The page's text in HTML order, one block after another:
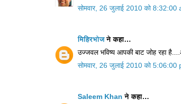
सोमवार, 26 जुलाई 2010 को
मिहिरभोजने कहा…
उज्जवल भविष्य आपकी बाट जोह रहा
सोमवार, 26 जुलाई 2010 को
Saleem Khan ने कहा…